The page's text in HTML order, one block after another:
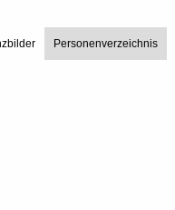
Personenverzeichnis